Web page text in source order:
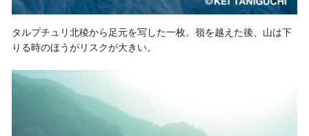
タルプチュリ北稜から足元を写した一枚。嶺を越えた後、山は下
りる時のほうがリスクが大きい。